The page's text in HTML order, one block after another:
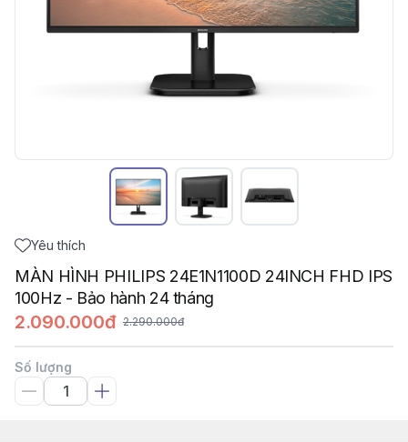
Yêu thích
MÀN HÌNH PHILIPS 24E1N1100D 24INCH FHD IPS
100Hz - Bảo hành 24 tháng
2.090.000đ 2.290.000đ
Số lượng